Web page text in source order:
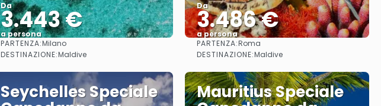
Da
3.443 €
a persona
Vedere
PARTENZA:Milano
DESTINAZIONE:Maldive
Da
3.486 €
a persona
Vedere
PARTENZA:Roma
DESTINAZIONE:Maldive
Seychelles Speciale Mauritius Speciale